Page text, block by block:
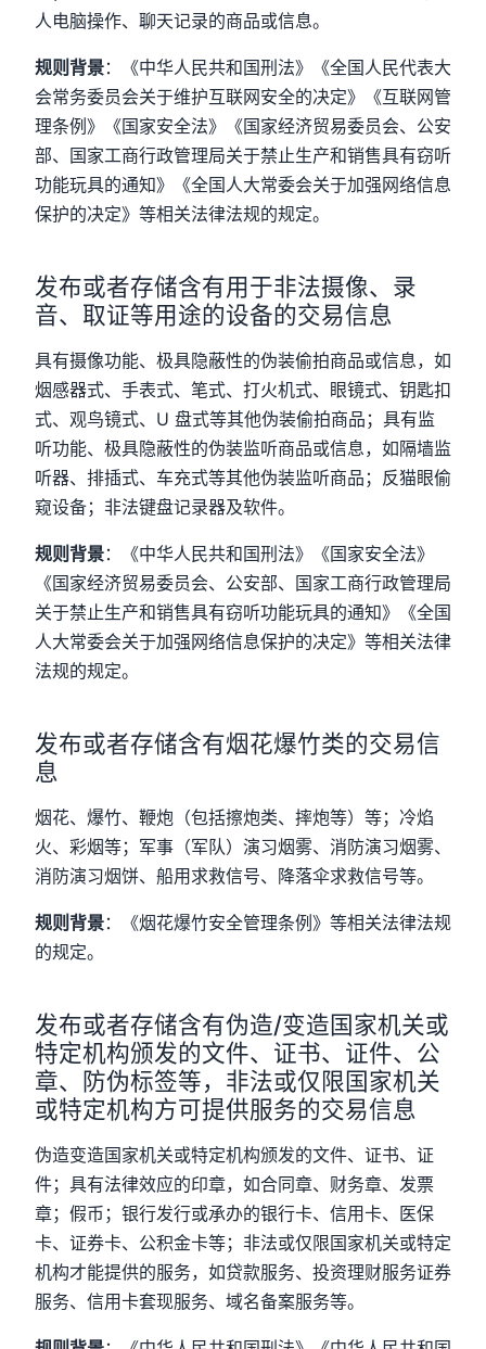
人电脑操作、聊天记录的商品或信息。
规则背景：《中华人民共和国刑法》《全国人民代表大
会常务委员会关于维护互联网安全的决定》《互联网管
理条例》《国家安全法》《国家经济贸易委员会、公安
部、国家工商行政管理局关于禁止生产和销售具有窃听
功能玩具的通知》《全国人大常委会关于加强网络信息
保护的决定》等相关法律法规的规定。
发布或者存储含有用于非法摄像、录
音、取证等用途的设备的交易信息
具有摄像功能、极具隐蔽性的伪装偷拍商品或信息，如
烟感器式、手表式、笔式、打火机式、眼镜式、钥匙扣
式、观鸟镜式、U 盘式等其他伪装偷拍商品；具有监
听功能、极具隐蔽性的伪装监听商品或信息，如隔墙监
听器、排插式、车充式等其他伪装监听商品；反猫眼偷
窥设备；非法键盘记录器及软件。
规则背景：《中华人民共和国刑法》《国家安全法》
《国家经济贸易委员会、公安部、国家工商行政管理局
关于禁止生产和销售具有窃听功能玩具的通知》《全国
人大常委会关于加强网络信息保护的决定》等相关法律
法规的规定。
发布或者存储含有烟花爆竹类的交易信
息
烟花、爆竹、鞭炮（包括擦炮类、摔炮等）等；冷焰
火、彩烟等；军事（军队）演习烟雾、消防演习烟雾、
消防演习烟饼、船用求救信号、降落伞求救信号等。
规则背景：《烟花爆竹安全管理条例》等相关法律法规
的规定。
发布或者存储含有伪造/变造国家机关或
特定机构颁发的文件、证书、证件、公
章、防伪标签等，非法或仅限国家机关
或特定机构方可提供服务的交易信息
伪造变造国家机关或特定机构颁发的文件、证书、证
件；具有法律效应的印章，如合同章、财务章、发票
章；假币；银行发行或承办的银行卡、信用卡、医保
卡、证券卡、公积金卡等；非法或仅限国家机关或特定
机构才能提供的服务，如贷款服务、投资理财服务证券
服务、信用卡套现服务、域名备案服务等。